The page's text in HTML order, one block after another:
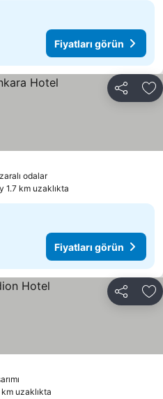
Fiyatları görün
Paylaş
odalar
1.7 km uzaklıkta
Fiyatları görün
Paylaş
km uzaklıkta